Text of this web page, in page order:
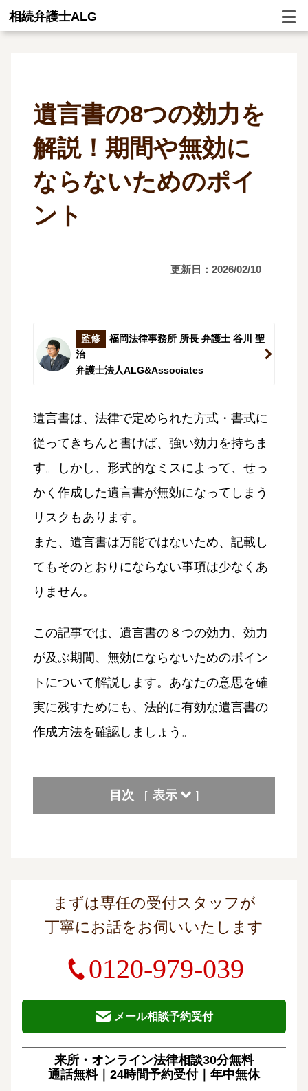
相続弁護士ALG
遺言書の8つの効力を
解説！期間や無効に
ならないためのポイ
ント
更新日：2026/02/10
監修
福岡法律事務所 所長 弁護士 谷川 聖
治
弁護士法人ALG&Associates
遺言書は、法律で定められた方式・書式に
従ってきちんと書けば、強い効力を持ちま
す。しかし、形式的なミスによって、せっ
かく作成した遺言書が無効になってしまう
リスクもあります。
また、遺言書は万能ではないため、記載し
てもそのとおりにならない事項は少なくあ
りません。
この記事では、遺言書の８つの効力、効力
が及ぶ期間、無効にならないためのポイン
トについて解説します。あなたの意思を確
実に残すためにも、法的に有効な遺言書の
作成方法を確認しましょう。
目次 [ 表示 ]
まずは専任の受付スタッフが
丁寧にお話をお伺いいたします
0120-979-039
メール相談予約受付
来所・オンライン法律相談30分無料
通話無料｜24時間予約受付｜ 年中無休